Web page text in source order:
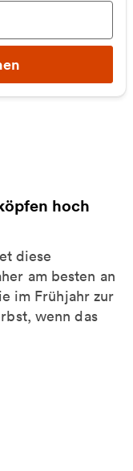
hoch
diese
am besten an
im Frühjahr zur
wenn das
mit zwei